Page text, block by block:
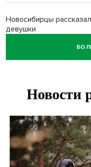
Новосибирцы
девушки
Новосибирские
Описторхоз у щук и
В Новосибирске
на электровелосипеде